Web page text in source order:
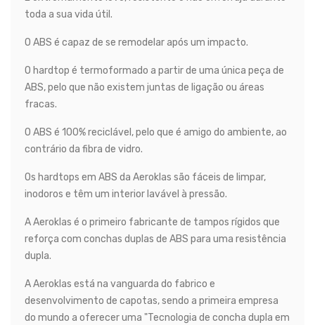
toda a sua vida útil.
O ABS é capaz de se remodelar após um impacto.
O hardtop é termoformado a partir de uma única peça de
ABS, pelo que não existem juntas de ligação ou áreas
fracas.
O ABS é 100% reciclável, pelo que é amigo do ambiente, ao
contrário da fibra de vidro.
Os hardtops em ABS da Aeroklas são fáceis de limpar,
inodoros e têm um interior lavável à pressão.
A Aeroklas é o primeiro fabricante de tampos rígidos que
reforça com conchas duplas de ABS para uma resistência
dupla.
A Aeroklas está na vanguarda do fabrico e
desenvolvimento de capotas, sendo a primeira empresa
do mundo a oferecer uma "Tecnologia de concha dupla em